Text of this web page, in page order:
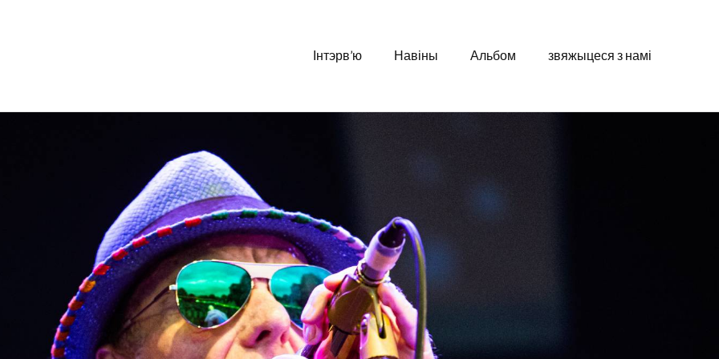
Інтэрв’ю Навіны Альбом звяжыцеся з намі